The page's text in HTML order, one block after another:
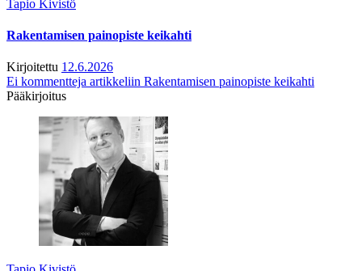
Tapio Kivistö
Rakentamisen painopiste keikahti
Kirjoitettu 12.6.2026
Ei kommentteja artikkeliin Rakentamisen painopiste keikahti
Pääkirjoitus